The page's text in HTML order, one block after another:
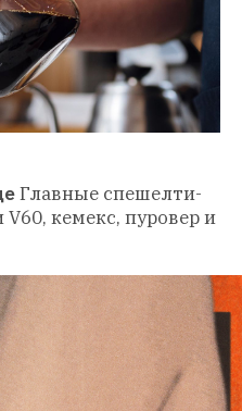
Главные спешелти-
кемекс, пуровер и